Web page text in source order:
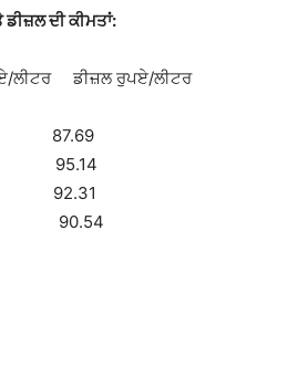
ਦੀ ਕੀਮਤਾਂ:
ਲੀਟਰ ਡੀਜ਼ਲ ਰੁਪਏ/ਲੀਟਰ
87.69
95.14
90.54